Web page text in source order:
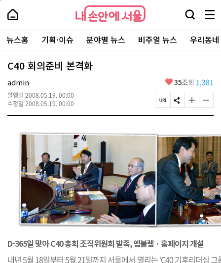
본
로
가
내
손
안
에
서
울
-
서
울
시
대
표
소
내
손
에
울
검
창
열
기
메
뉴
전
체
보
주
요
서
뉴스홈 기획·이슈 분야별 뉴스 비주얼 뉴스 우리동
C40 회의준비 본격화
admin
발행일 2008.05.19. 00:00
수정일 2008.05.19. 00:00
좋
요
35조회 1,381
페
이
R
L
복
사
S
N
유
하
기
글
자
크
게
변
경
하
기
글
자
작
게
변
경
하
기
D-365일 맞아 C40 총회 조직위원회 발족, 엠블렘ㆍ홈페이지 개설
내년 5월 18일부터 5월 21일까지 서울에서 열리는 ‘C40 기후리더십 그
페
상
단
로